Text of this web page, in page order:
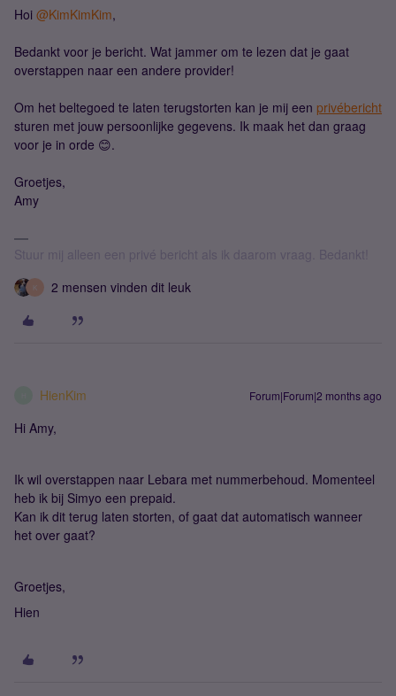
Hoi ​ @KimKimKim,
Bedankt voor je bericht. Wat jammer om te lezen dat je gaat
overstappen naar een andere provider!
Om het beltegoed te laten terugstorten kan je mij een privébericht
sturen met jouw persoonlijke gegevens. Ik maak het dan graag
voor je in orde 😊.
Groetjes,
Amy
Stuur mij alleen een privé bericht als ik daarom vraag. Bedankt!
K 2 mensen vinden dit leuk
HienKim Forum|Forum|2 months ago
Hi Amy,
Ik wil overstappen naar Lebara met nummerbehoud. Momenteel
heb ik bij Simyo een prepaid.
Kan ik dit terug laten storten, of gaat dat automatisch wanneer
het over gaat?
Groetjes,
Hien